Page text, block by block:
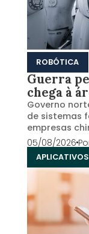
ROBÓTICA
Guerra
chega à
Governo
de sistemas
empresas
05/08/2026
APLICATIVOS